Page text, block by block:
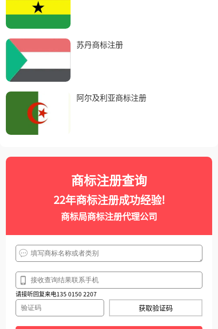
苏丹商标注册
阿尔及利亚商标注册
商标注册查询
22年商标注册成功经验!
商标局商标注册代理公司
请接听回复来电135 0150 2207
获取验证码